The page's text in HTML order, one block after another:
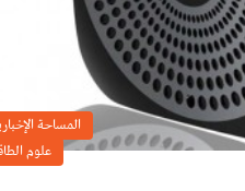
المساحة
علوم